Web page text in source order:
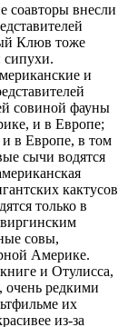
соавторы внесли
Клюв тоже
сипухи.
и
совиной фауны
и в Европе;
в Европе, в том
сычи водятся
кактусов
только в
совы,
Америке.
и Отулисса,
очень редкими
их
из-за